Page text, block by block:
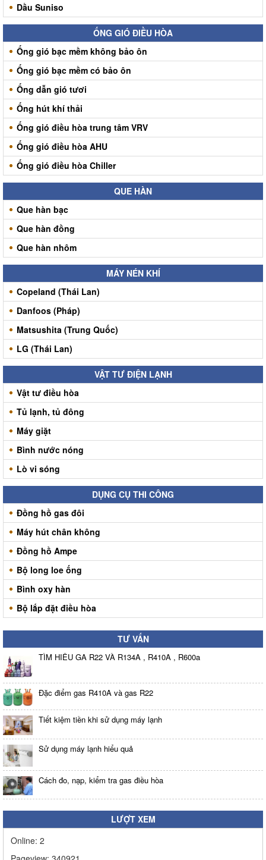
Dầu Suniso
ỐNG GIÓ ĐIỀU HÒA
Ống gió bạc mềm không bảo ôn
Ống gió bạc mềm có bảo ôn
Ống dẫn gió tươi
Ống hút khí thải
Ống gió điều hòa trung tâm VRV
Ống gió điều hòa AHU
Ống gió điều hòa Chiller
QUE HÀN
Que hàn bạc
Que hàn đồng
Que hàn nhôm
MÁY NÉN KHÍ
Copeland (Thái Lan)
Danfoos (Pháp)
Matsushita (Trung Quốc)
LG (Thái Lan)
VẬT TƯ ĐIỆN LẠNH
Vật tư điều hòa
Tủ lạnh, tủ đông
Máy giặt
Bình nước nóng
Lò vi sóng
DỤNG CỤ THI CÔNG
Đồng hồ gas đôi
Máy hút chân không
Đồng hồ Ampe
Bộ long loe ống
Bình oxy hàn
Bộ lắp đặt điều hòa
TƯ VẤN
TÌM HIỂU GA R22 VÀ R134A , R410A , R600a
Đặc điểm gas R410A và gas R22
Tiết kiệm tiền khi sử dụng máy lạnh
Sử dụng máy lạnh hiểu quả
Cách đo, nạp, kiểm tra gas điều hòa
LƯỢT XEM
Online: 2